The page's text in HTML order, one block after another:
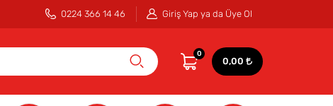
0224 366 14 46 Giriş Yap ya da Üye Ol
0
0,00